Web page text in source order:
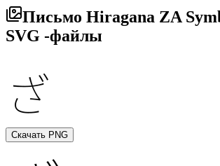
Письмо Hiragana ZA
SVG -файлы
Скачать PNG